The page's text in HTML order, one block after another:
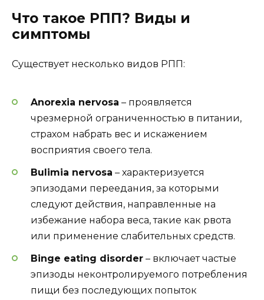
Что такое РПП? Виды и
симптомы
Существует несколько видов РПП:
Anorexia nervosa – проявляется
чрезмерной ограниченностью в питании,
страхом набрать вес и искажением
восприятия своего тела.
Bulimia nervosa – характеризуется
эпизодами переедания, за которыми
следуют действия, направленные на
избежание набора веса, такие как рвота
или применение слабительных средств.
Binge eating disorder – включает частые
эпизоды неконтролируемого потребления
пищи без последующих попыток